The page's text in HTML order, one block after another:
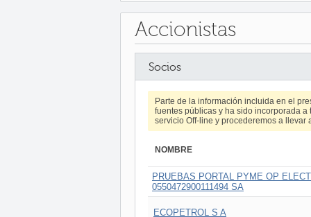
Accionistas
Socios
Parte de la información incluida en el
fuentes públicas y ha sido incorporada
servicio Off-line y procederemos a llevar
NOMBRE
PRUEBAS PORTAL PYME OP
0550472900111494 SA
ECOPETROL S A